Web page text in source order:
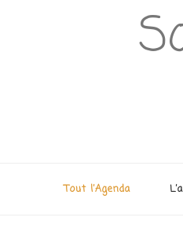
Tout l’Agenda